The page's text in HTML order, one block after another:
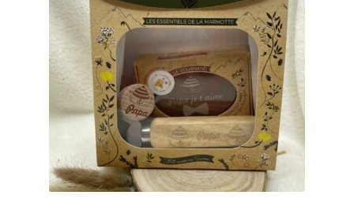
être
choisies
sur
page
du
produit